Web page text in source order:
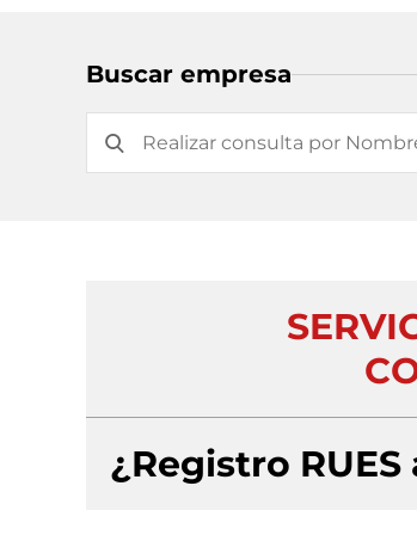
Buscar empresa
¿Registro